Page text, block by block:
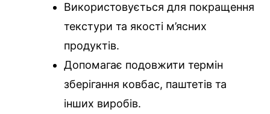
Використовується для покращення
текстури та якості м’ясних
продуктів.
Допомагає подовжити термін
зберігання ковбас, паштетів та
інших виробів.